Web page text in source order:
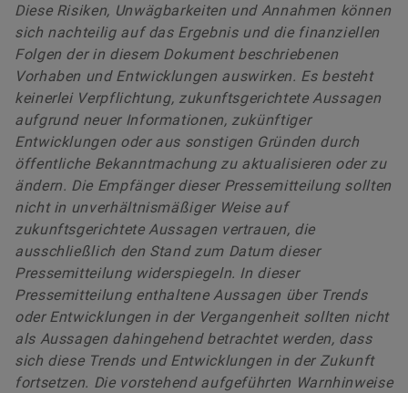
Diese Risiken, Unwägbarkeiten und Annahmen können
sich nachteilig auf das Ergebnis und die finanziellen
Folgen der in diesem Dokument beschriebenen
Vorhaben und Entwicklungen auswirken. Es besteht
keinerlei Verpflichtung, zukunftsgerichtete Aussagen
aufgrund neuer Informationen, zukünftiger
Entwicklungen oder aus sonstigen Gründen durch
öffentliche Bekanntmachung zu aktualisieren oder zu
ändern. Die Empfänger dieser Pressemitteilung sollten
nicht in unverhältnismäßiger Weise auf
zukunftsgerichtete Aussagen vertrauen, die
ausschließlich den Stand zum Datum dieser
Pressemitteilung widerspiegeln. In dieser
Pressemitteilung enthaltene Aussagen über Trends
oder Entwicklungen in der Vergangenheit sollten nicht
als Aussagen dahingehend betrachtet werden, dass
sich diese Trends und Entwicklungen in der Zukunft
fortsetzen. Die vorstehend aufgeführten Warnhinweise